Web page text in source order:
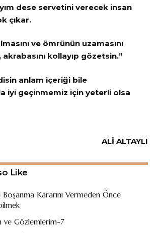
dese servetini verecek insan
çıkar.
ve ömrünün uzamasını
kollayıp gözetsin.”
anlam içeriği bile
iyi geçinmemiz için yeterli olsa
ALİ ALTAYLI
Like
Boşanma Kararını Vermeden Önce
ve Gözlemlerim-7